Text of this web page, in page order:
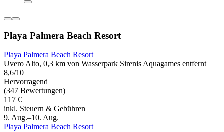
Playa Palmera Beach Resort
Playa Palmera Beach Resort
Uvero Alto, 0,3 km von Wasserpark Sirenis Aquagames entfernt
8,6/10
Hervorragend
(347 Bewertungen)
117 €
inkl. Steuern & Gebühren
9. Aug.–10. Aug.
Playa Palmera Beach Resort